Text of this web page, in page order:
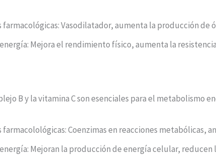
farmacológicas: Vasodilatador, aumenta la producción
Mejora el rendimiento físico, aumenta la
B y la vitamina C son esenciales para el metabolismo
farmacolológicas: Coenzimas en reacciones metabólicas,
Mejoran la producción de energía celular,